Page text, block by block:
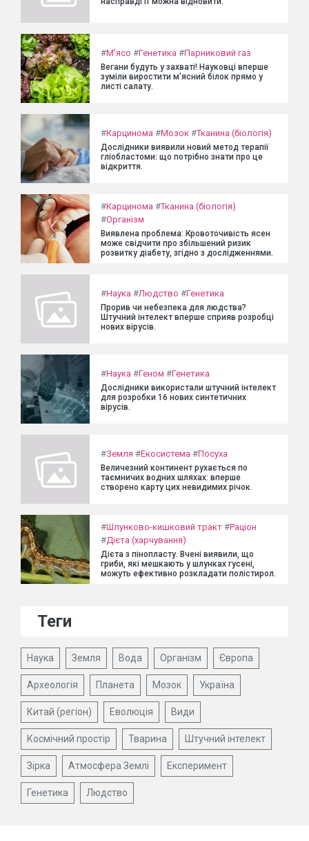
#М'ясо #Генетика #Парниковий газ
Вегани будуть у захваті! Науковці вперше
зуміли виростити м'ясний білок прямо у
листі салату.
#Карцинома #Мозок #Тканина (біологія)
Дослідники виявили новий метод терапії
гліобластоми: що потрібно знати про це
відкриття.
#Карцинома #Тканина (біологія)
#Організм
Виявлена проблема: Кровоточивість ясен
може свідчити про збільшений ризик
розвитку діабету, згідно з дослідженнями.
#Наука #Людство #Генетика
Прорив чи небезпека для людства?
Штучний інтелект вперше сприяв розробці
нових вірусів.
#Наука #Геном #Генетика
Дослідники використали штучний інтелект
для розробки 16 нових синтетичних
вірусів.
#Земля #Екосистема #Посуха
Величезний континент рухається по
таємничих водних шляхах: вперше
створено карту цих невидимих річок.
#Шлунково-кишковий тракт #Раціон
#Дієта (харчування)
Дієта з пінопласту. Вчені виявили, що
гриби, які мешкають у шлунках гусені,
можуть ефективно розкладати полістирол.
Теги
Наука Земля Вода Організм Європа
Археологія Планета Мозок Україна
Китай (регіон) Еволюція Види
Космічний простір Тварина Штучний інтелект
Зірка Атмосфера Землі Експеримент
Генетика Людство